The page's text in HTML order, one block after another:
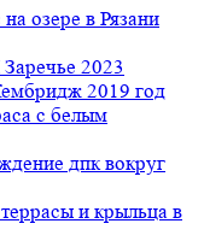
озере в Рязани
2023
2019 год
с белым
дпк вокруг
и крыльца в